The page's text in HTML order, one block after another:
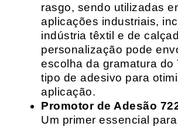
rasgo, sendo utilizadas
aplicações industriais,
indústria têxtil e de
personalização pode
escolha da gramatura do
tipo de adesivo para
aplicação.
Promotor de Adesão
Um primer essencial